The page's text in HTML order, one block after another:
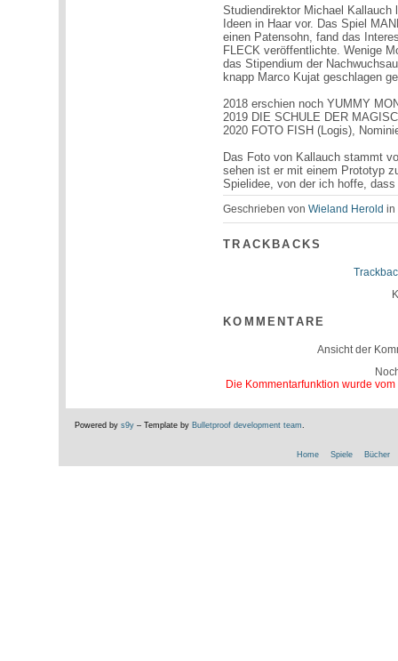
Studiendirektor Michael
Ideen in Haar vor. Das Spiel
einen Patensohn, fand das
FLECK veröffentlichte. Wenige
das Stipendium der
knapp Marco Kujat geschlagen
2018 erschien noch YUMMY
2019 DIE SCHULE DER
2020 FOTO FISH (Logis),
Das Foto von Kallauch stammt
sehen ist er mit einem Prototyp
Spielidee, von der ich hoffe,
Geschrieben vonWieland Herold in
TRACKBACKS
KOMMENTARE
Ansicht der
Die Kommentarfunktion wurde
Powered by s9y– Template by Bulletproof development team
Home Spiele Bücher